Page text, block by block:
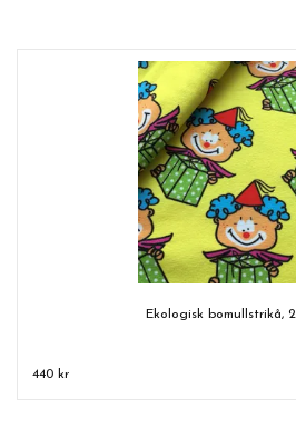
Ekologisk bomullstrikå,
440 kr